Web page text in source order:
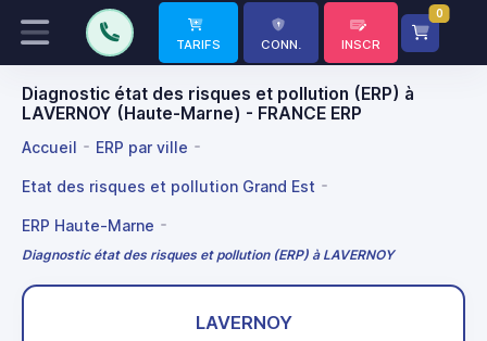
TARIFS CONN. INSCR
0
Diagnostic état des risques et pollution (ERP) à
LAVERNOY (Haute-Marne) - FRANCE ERP
Accueil ERP par ville
Etat des risques et pollution Grand Est
ERP Haute-Marne
Diagnostic état des risques et pollution (ERP) à LAVERNOY
LAVERNOY